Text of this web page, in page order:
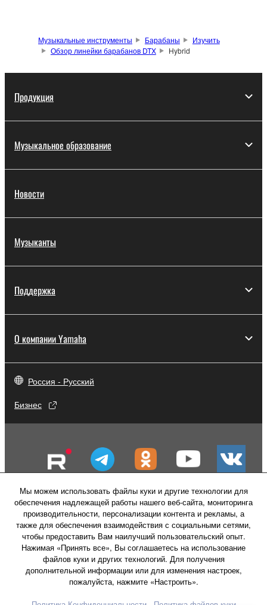
Музыкальные инструменты Барабаны
Изучить
Обзор линейки барабанов DTX
Hybrid
Продукция
Музыкальное образование
Новости
Музыканты
Поддержка
О компании Yamaha
Россия - Русский
Бизнес
Мы можем использовать файлы куки и другие технологии для
обеспечения надлежащей работы нашего веб-сайта, мониторинга
производительности, персонализации контента и рекламы, а
также для обеспечения взаимодействия с социальными сетями,
чтобы предоставить Вам наилучший пользовательский опыт.
Нажимая «Принять все», Вы соглашаетесь на использование
файлов куки и других технологий. Для получения
дополнительной информации или для изменения настроек,
пожалуйста, нажмите «Настроить».
Свяжитесь с намиУсловия использования
Политика конфиденциальности
Политика в отношении файлов куки